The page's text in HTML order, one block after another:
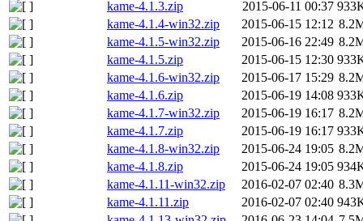
kame-4.1.3.zip
2015-06-11 00:37
kame-4.1.4-win32.zip
2015-06-15 12:12
kame-4.1.5-win32.zip
2015-06-16 22:49
kame-4.1.5.zip
2015-06-15 12:30
kame-4.1.6-win32.zip
2015-06-17 15:29
kame-4.1.6.zip
2015-06-19 14:08
kame-4.1.7-win32.zip
2015-06-19 16:17
kame-4.1.7.zip
2015-06-19 16:17
kame-4.1.8-win32.zip
2015-06-24 19:05
kame-4.1.8.zip
2015-06-24 19:05
kame-4.1.11-win32.zip
2016-02-07 02:40
kame-4.1.11.zip
2016-02-07 02:40